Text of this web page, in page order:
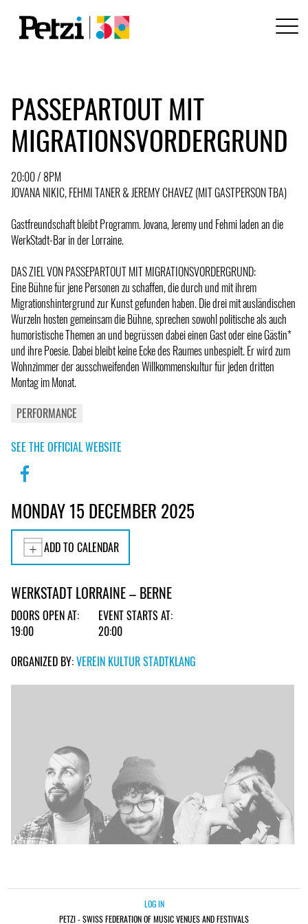
PASSEPARTOUT MIT
MIGRATIONSVORDERGRUND
20:00 / 8PM
JOVANA NIKIC, FEHMI TANER & JEREMY CHAVEZ (MIT GASTPERSON TBA)
Gastfreundschaft bleibt Programm. Jovana, Jeremy und Fehmi laden an die
WerkStadt-Bar in der Lorraine.
DAS ZIEL VON PASSEPARTOUT MIT MIGRATIONSVORDERGRUND:
Eine Bühne für jene Personen zu schaffen, die durch und mit ihrem
Migrationshintergrund zur Kunst gefunden haben. Die drei mit ausländischen
Wurzeln hosten gemeinsam die Bühne, sprechen sowohl politische als auch
humoristische Themen an und begrüssen dabei einen Gast oder eine Gästin*
und ihre Poesie. Dabei bleibt keine Ecke des Raumes unbespielt. Er wird zum
Wohnzimmer der ausschweifenden Willkommenskultur für jeden dritten
Montag im Monat.
PERFORMANCE
SEE THE OFFICIAL WEBSITE
MONDAY 15 DECEMBER 2025
ADD TO CALENDAR
WERKSTADT LORRAINE – BERNE
DOORS OPEN AT:
19:00
EVENT STARTS AT:
20:00
ORGANIZED BY:VEREIN KULTUR STADTKLANG
LOG IN
PETZI - SWISS FEDERATION OF MUSIC VENUES AND FESTIVALS